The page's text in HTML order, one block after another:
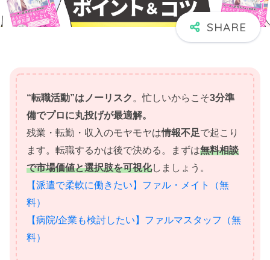
“転職活動”はノーリスク 。忙しいからこそ3分準
備でプロに丸投げが最適解。
残業・転勤・収入のモヤモヤは情報不足で起こり
ます。転職するかは後で決める。まずは無料相談
で市場価値と選択肢を可視化しましょう。
【派遣で柔軟に働きたい】ファル・メイト（無
料）
【病院/企業も検討したい】ファルマスタッフ（無
料）